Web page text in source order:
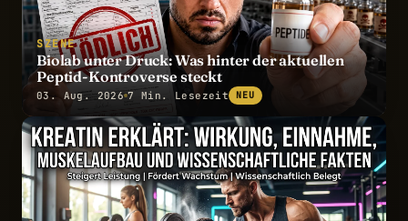
SZENE
Biolab unter Druck: Was hinter der aktuellen
Peptid-Kontroverse steckt
03. Aug. 2026 7 Min. Lesezeit NEU